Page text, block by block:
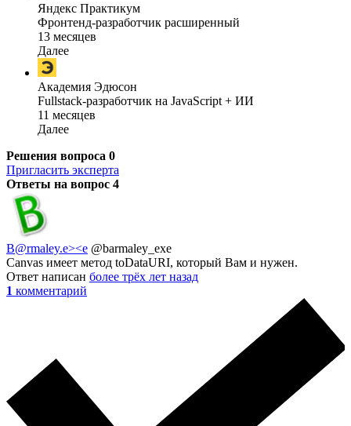
Яндекс Практикум
Фронтенд-разработчик расширенный
13 месяцев
Далее
Академия Эдюсон
Fullstack-разработчик на JavaScript + ИИ
11 месяцев
Далее
Решения вопроса 0
Пригласить эксперта
Ответы на вопрос 4
B@rmaley.e><e @barmaley_exe
Canvas имеет метод toDataURI, который Вам и нужен.
Ответ написан более трёх лет назад
1 комментарий